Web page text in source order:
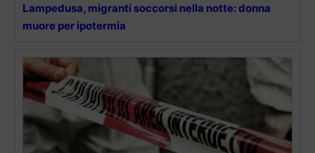
Lampedusa, migranti soccorsi nella notte: donna
muore per ipotermia